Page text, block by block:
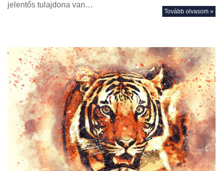
jelentős tulajdona van…
Tovább olvasom »